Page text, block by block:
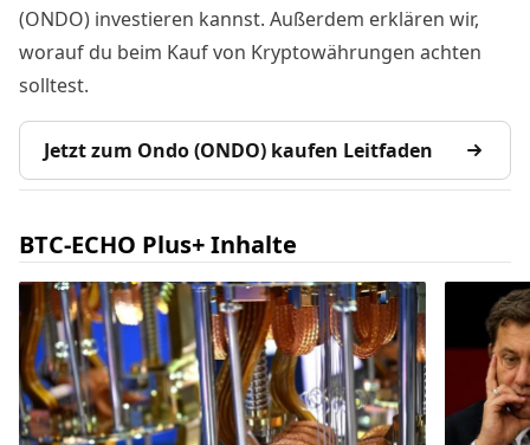
(ONDO) investieren kannst. Außerdem erklären wir,
worauf du beim Kauf von Kryptowährungen achten
solltest.
Jetzt zum Ondo (ONDO) kaufen Leitfaden
BTC-ECHO Plus+ Inhalte